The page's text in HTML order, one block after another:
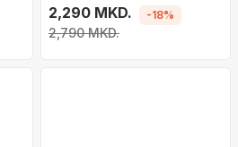
лаптопи Toshiba Satellite
C650, C655, C660, C660D,
2,290 MKD.
2,790 MKD.
-18%